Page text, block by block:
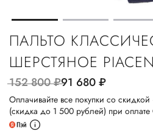
ПАЛЬТО
ШЕРСТЯНОЕ
152 800руб.91 680руб.
Оплачивайте все покупки со скидкой
(скидка до 1 500 рублей) при оплате